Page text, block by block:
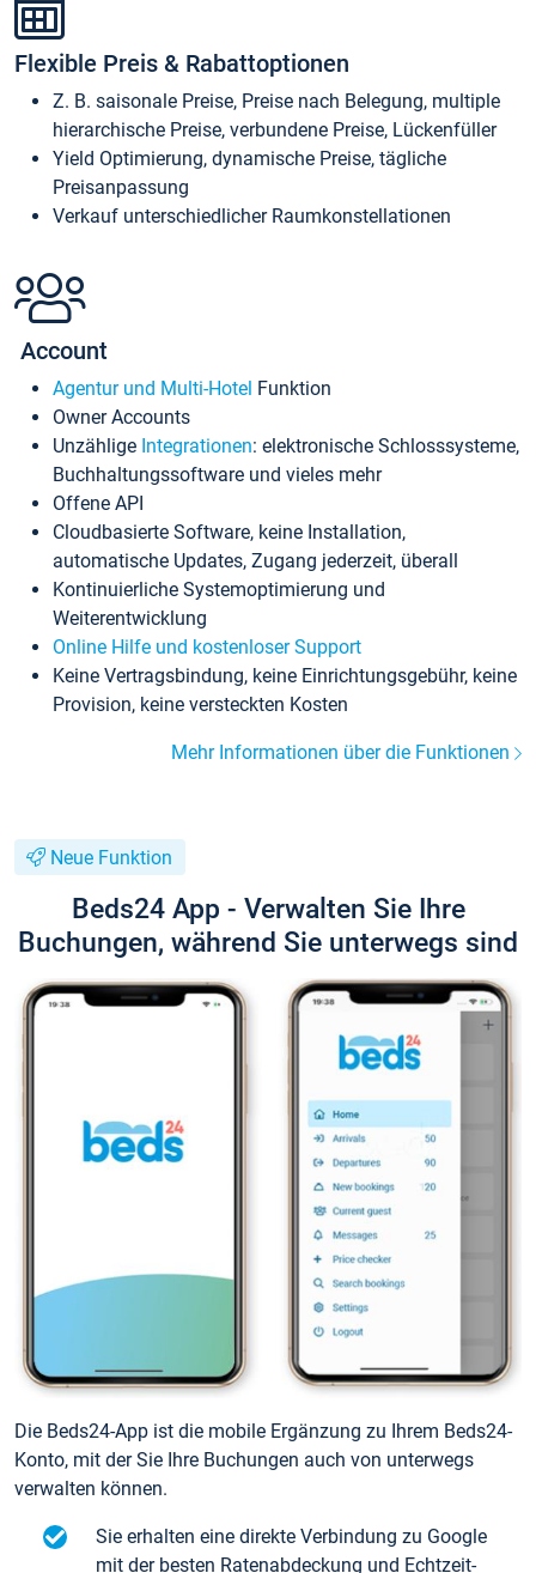
Flexible Preis & Rabattoptionen
Z. B. saisonale Preise, Preise nach Belegung, multiple
hierarchische Preise, verbundene Preise, Lückenfüller
Yield Optimierung, dynamische Preise, tägliche
Preisanpassung
Verkauf unterschiedlicher Raumkonstellationen
Account
Agentur und Multi-Hotel Funktion
Owner Accounts
Unzählige Integrationen: elektronische Schlosssysteme,
Buchhaltungssoftware und vieles mehr
Offene API
Cloudbasierte Software, keine Installation,
automatische Updates, Zugang jederzeit, überall
Kontinuierliche Systemoptimierung und
Weiterentwicklung
Online Hilfe und kostenloser Support
Keine Vertragsbindung, keine Einrichtungsgebühr, keine
Provision, keine versteckten Kosten
Mehr Informationen über die Funktionen
Neue Funktion
Beds24 App - Verwalten Sie Ihre
Buchungen, während Sie unterwegs sind
Die Beds24-App ist die mobile Ergänzung zu Ihrem Beds24-
Konto, mit der Sie Ihre Buchungen auch von unterwegs
verwalten können.
Sie erhalten eine direkte Verbindung zu Google
mit der besten Ratenabdeckung und Echtzeit-